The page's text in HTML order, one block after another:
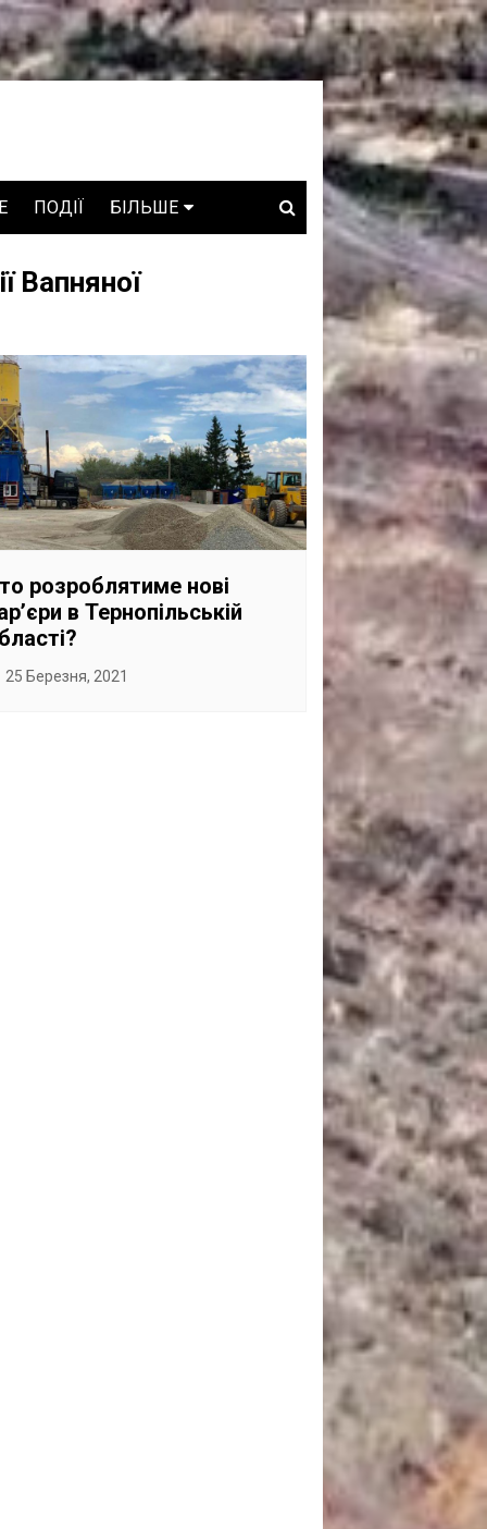
ПОДІЇ БІЛЬШЕ
ЗРОБЛЕНО В УКРАЇНІ
ПРОЗОРІ НАДРА
ГОВОРЯТЬ АСОЦІАЦІЇ
ГОВОРЯТЬ КОМПАНІЇ
КОНФЛІКТНІ НАДРА
САНКЦІЙНІ НАДРА
БЛОГИ
TECHNO
CRITICAL MINERALS
Вапняної
розроблятиме нові
в Тернопільській
25 Березня, 2021